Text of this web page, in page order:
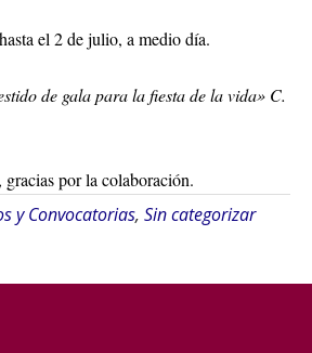
el 2 de julio, a medio día.
de gala para la fiesta de la vida» C.
por la colaboración.
y Convocatorias, Sin categorizar